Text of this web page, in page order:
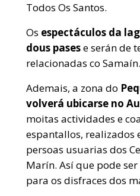
Todos Os Santos.
Os espectáculos da
dous pasese serán de
relacionadas co Samaín.
Ademais, a zona do
volverá ubicarse no
moitas actividades e
espantallos, realizados
persoas usuarias dos
Marín. Así que pode
para os disfraces dos